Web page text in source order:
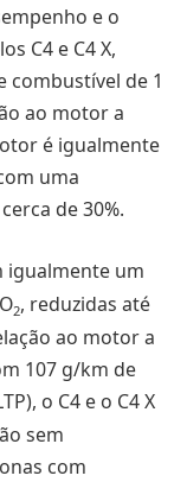
e o
C4 e C4 X,
combustível de 1
ao motor a
é igualmente
uma
de 30%.
igualmente um
2, reduzidas até
ao motor a
107 g/km de
o C4 e o C4 X
sem
com